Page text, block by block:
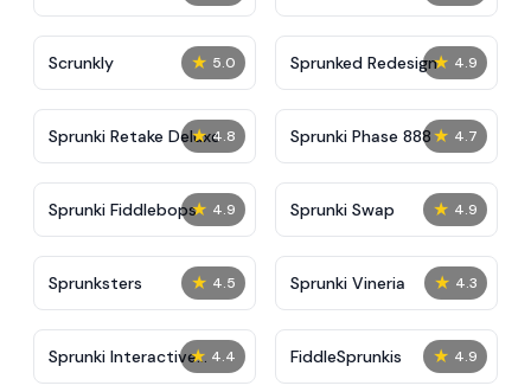
Update
★ 5.0
Scrunkly ★ 4.9
Sprunked Redesign
★ 4.8
Sprunki Retake Deluxe ★ 4.7
Sprunki Phase 888
★ 4.9
Sprunki Fiddlebops ★ 4.9
Sprunki Swap
★ 4.5
Sprunksters ★ 4.3
Sprunki Vineria
★ 4.4
Sprunki Interactive
Tunner
★ 4.9
FiddleSprunkis